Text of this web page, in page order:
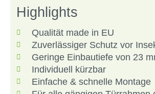
Highlights
Qualität made in EU
Zuverlässiger Schutz vor
Geringe Einbautiefe von 23
Individuell kürzbar
Einfache & schnelle Montage